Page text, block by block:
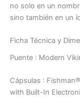
no solo en un
sino también en un
Ficha Técnica y
Puente : Modern
Cápsulas :
with Built-In